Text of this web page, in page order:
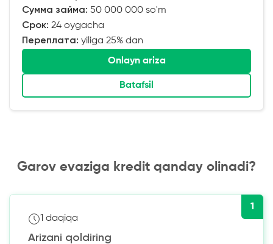
Сумма займа: 50 000 000 so'm
Срок: 24 oygacha
Переплата: yiliga 25% dan
Onlayn ariza
Batafsil
Garov evaziga kredit qanday olinadi?
1
1 daqiqa
Arizani qoldiring